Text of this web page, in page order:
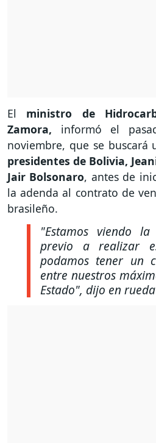
El ministro de
Zamora, informó el
noviembre, que se
presidentes de Bolivia,
Jair Bolsonaro, antes de
la adenda al contrato de
brasileño.
"Estamos viendo
previo a realizar
podamos tener un
entre nuestros
Estado", dijo en